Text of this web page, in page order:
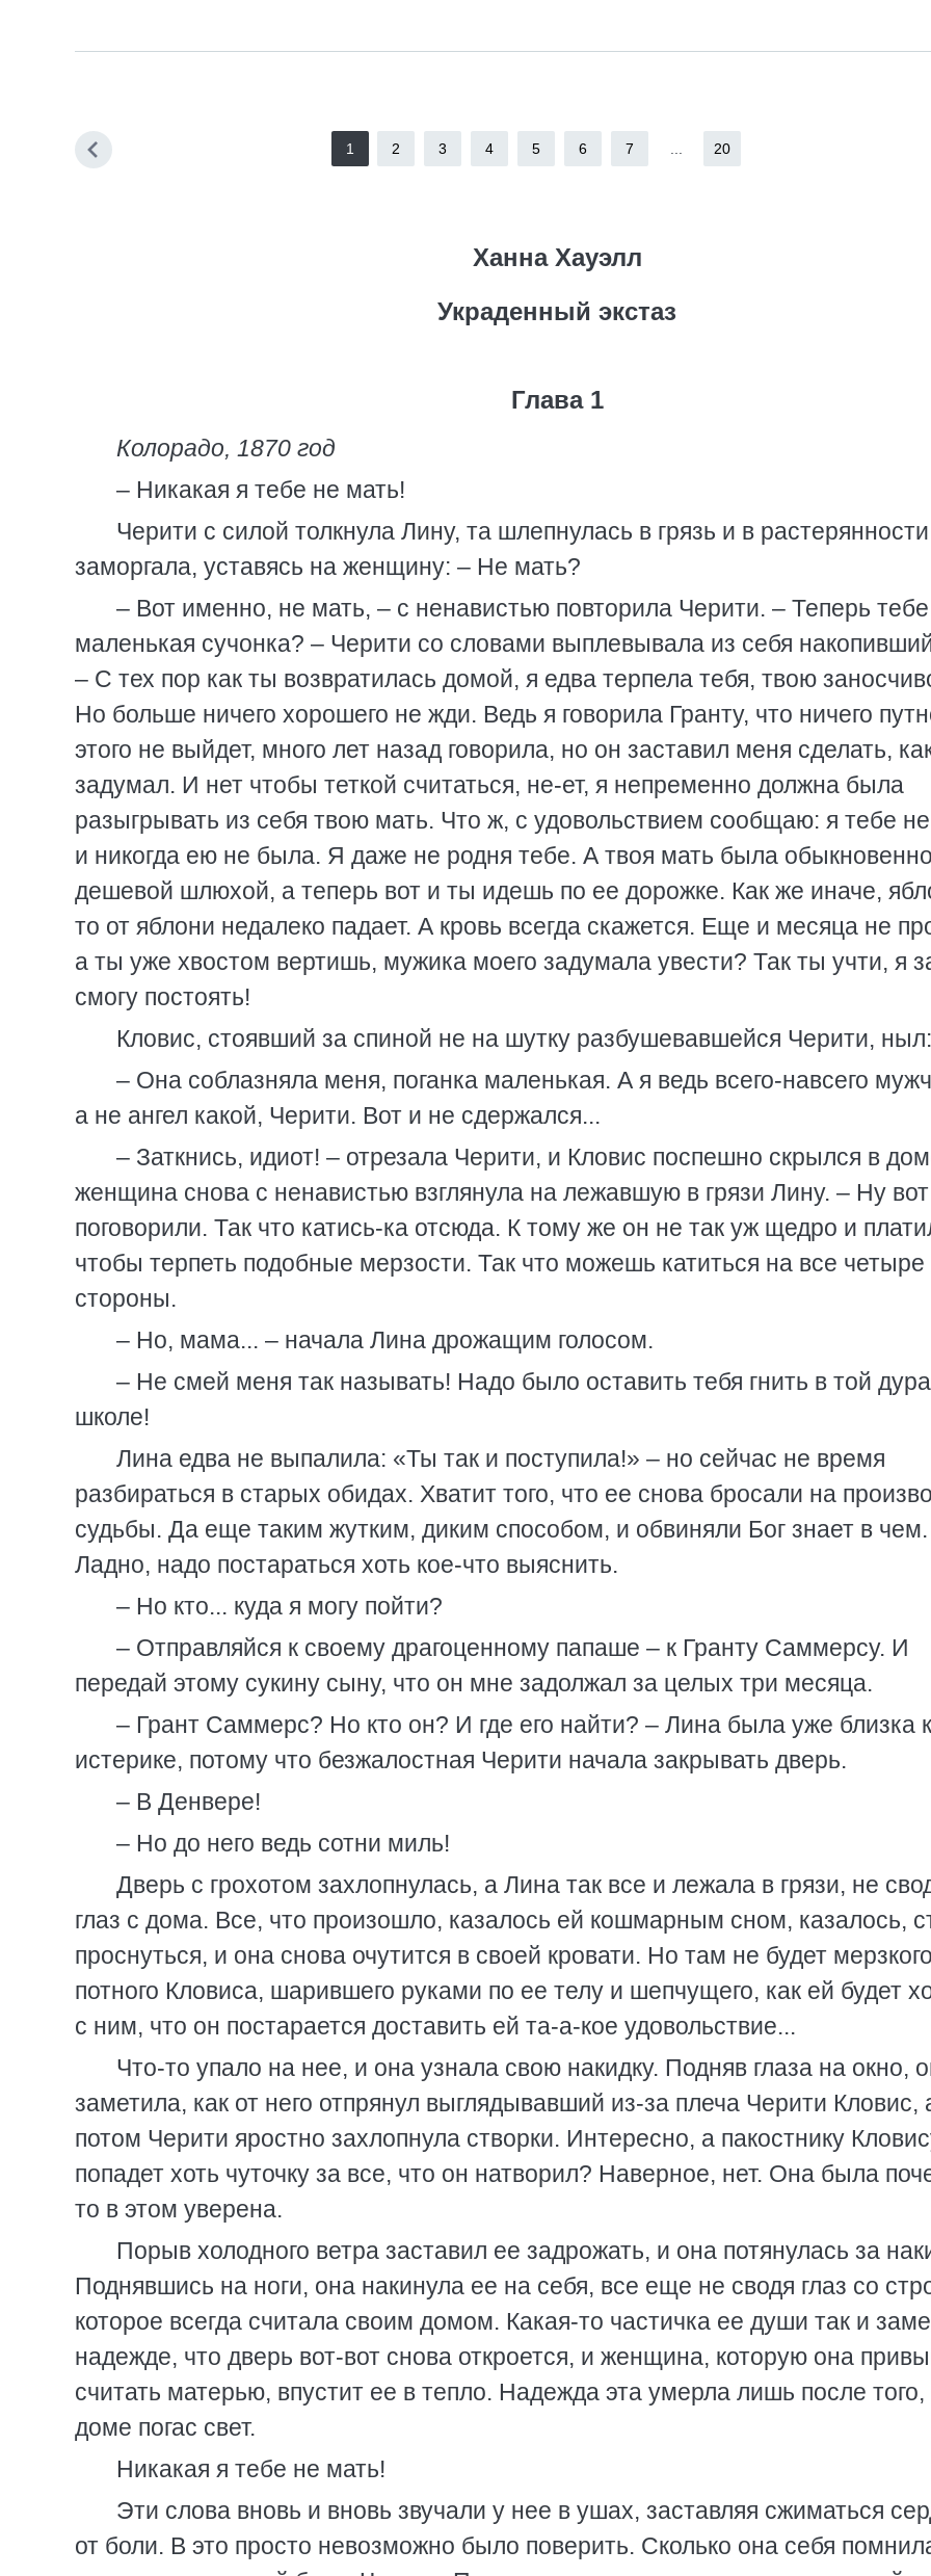
1 2 3 4 5 6 7 20
Ханна Хауэлл
Украденный экстаз
Глава 1
Колорадо, 1870 год
– Никакая я тебе не мать!
Черити с силой толкнула Лину, та шлепнулась в грязь и в растерянности
заморгала, уставясь на женщину: – Не мать?
– Вот именно, не мать, – с ненавистью повторила Черити. – Теперь
маленькая сучонка? – Черити со словами выплевывала из себя
– С тех пор как ты возвратилась домой, я едва терпела тебя, твою
Но больше ничего хорошего не жди. Ведь я говорила Гранту, что ничего
этого не выйдет, много лет назад говорила, но он заставил меня сделать,
задумал. И нет чтобы теткой считаться, не-ет, я непременно должна была
разыгрывать из себя твою мать. Что ж, с удовольствием сообщаю: я тебе
и никогда ею не была. Я даже не родня тебе. А твоя мать была
дешевой шлюхой, а теперь вот и ты идешь по ее дорожке. Как же иначе,
то от яблони недалеко падает. А кровь всегда скажется. Еще и месяца не
а ты уже хвостом вертишь, мужика моего задумала увести? Так ты учти, я
смогу постоять!
Кловис, стоявший за спиной не на шутку разбушевавшейся Черити, ныл:
– Она соблазняла меня, поганка маленькая. А я ведь всего-навсего
а не ангел какой, Черити. Вот и не сдержался...
– Заткнись, идиот! – отрезала Черити, и Кловис поспешно скрылся в
женщина снова с ненавистью взглянула на лежавшую в грязи Лину. – Ну
поговорили. Так что катись-ка отсюда. К тому же он не так уж щедро и
чтобы терпеть подобные мерзости. Так что можешь катиться на все четыре
стороны.
– Но, мама... – начала Лина дрожащим голосом.
– Не смей меня так называть! Надо было оставить тебя гнить в той
школе!
Лина едва не выпалила: «Ты так и поступила!» – но сейчас не время
разбираться в старых обидах. Хватит того, что ее снова бросали на
судьбы. Да еще таким жутким, диким способом, и обвиняли Бог знает в чем.
Ладно, надо постараться хоть кое-что выяснить.
– Но кто... куда я могу пойти?
– Отправляйся к своему драгоценному папаше – к Гранту Саммерсу. И
передай этому сукину сыну, что он мне задолжал за целых три месяца.
– Грант Саммерс? Но кто он? И где его найти? – Лина была уже близка к
истерике, потому что безжалостная Черити начала закрывать дверь.
– В Денвере!
– Но до него ведь сотни миль!
Дверь с грохотом захлопнулась, а Лина так все и лежала в грязи, не
глаз с дома. Все, что произошло, казалось ей кошмарным сном, казалось,
проснуться, и она снова очутится в своей кровати. Но там не будет мерзкого
потного Кловиса, шарившего руками по ее телу и шепчущего, как ей будет
с ним, что он постарается доставить ей та-а-кое удовольствие...
Что-то упало на нее, и она узнала свою накидку. Подняв глаза на окно,
заметила, как от него отпрянул выглядывавший из-за плеча Черити Кловис,
потом Черити яростно захлопнула створки. Интересно, а пакостнику
попадет хоть чуточку за все, что он натворил? Наверное, нет. Она была
то в этом уверена.
Порыв холодного ветра заставил ее задрожать, и она потянулась за
Поднявшись на ноги, она накинула ее на себя, все еще не сводя глаз со
которое всегда считала своим домом. Какая-то частичка ее души так и
надежде, что дверь вот-вот снова откроется, и женщина, которую она
считать матерью, впустит ее в тепло. Надежда эта умерла лишь после того,
доме погас свет.
Никакая я тебе не мать!
Эти слова вновь и вновь звучали у нее в ушах, заставляя сжиматься
от боли. В это просто невозможно было поверить. Сколько она себя